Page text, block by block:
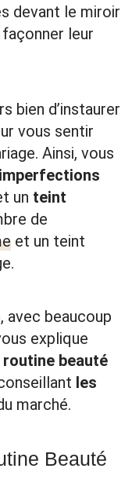
devant le miroir
leur
bien d’instaurer
vous sentir
Ainsi, vous
imperfections
un teint
de
et un teint
avec beaucoup
explique
routine beauté
les
marché.
Beauté